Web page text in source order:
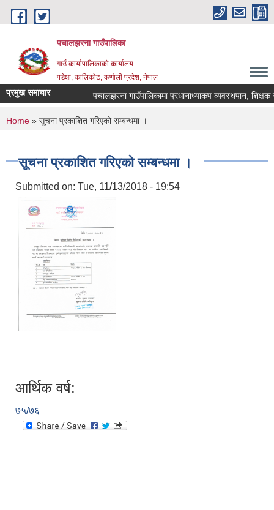
Skip to main content
पचालझरना गाउँपालिका
गाउँ कार्यापालिकाको कार्यालय
पडेक्षा, कालिकोट, कर्णाली प्रदेश, नेपाल
प्रमुख समाचार पचालझरना गाउँपालिकामा प्रधानाध्याकप व्यवस्थपान,
You are here
Home » सूचना प्रकाशित गरिएको सम्बन्धमा ।
सूचना प्रकाशित गरिएको सम्बन्धमा ।
Submitted on: Tue, 11/13/2018 - 19:54
आर्थिक वर्ष:
७५/७६